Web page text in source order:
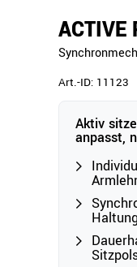
ACTIVE
Art.-ID: 11123
Aktiv
anpasst,